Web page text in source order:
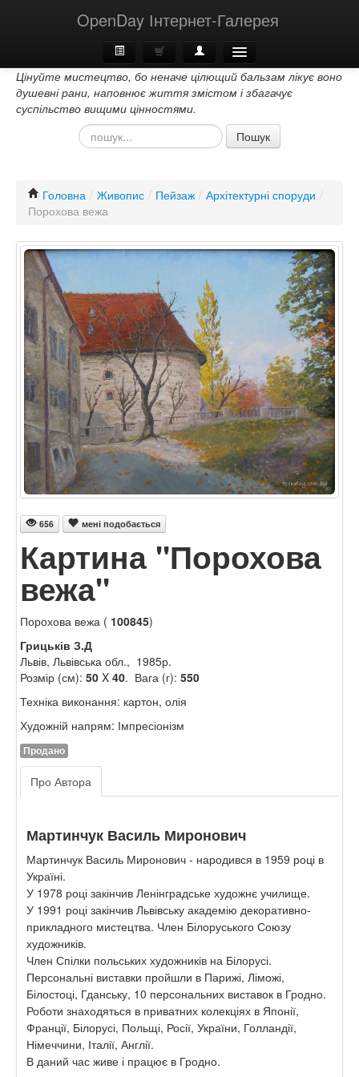
OpenDay Інтернет-Галерея
Головна
Про Нас
Цінуйте мистецтво, бо неначе цілющий бальзам лікує воно
душевні рани, наповнює життя змістом і збагачує
суспільство вищими цінностями.
Пошук
Головна / Живопис / Пейзаж / Архітектурні споруди /
Порохова вежа
656 мені подобається
Картина "Порохова
вежа"
Порохова вежа ( 100845)
Грицьків З.Д
Львів, Львівська обл., 1985р.
Розмір (см): 50 X 40. Вага (г): 550
Техніка виконання: картон, олія
Художній напрям: Імпресіонізм
Продано
Про Автора
Мартинчук Василь Миронович
Мартинчук Василь Миронович - народився в 1959 році в
Україні.
У 1978 році закінчив Ленінградське художнє училище.
У 1991 році закінчив Львівську академію декоративно-
прикладного мистецтва. Член Білоруського Союзу
художників.
Член Спілки польських художників на Білорусі.
Персональні виставки пройшли в Парижі, Ліможі,
Білостоці, Гданську, 10 персональних виставок в Гродно.
Роботи знаходяться в приватних колекціях в Японії,
Франції, Білорусі, Польщі, Росії, України, Голландії,
Німеччини, Італії, Англії.
В даний час живе і працює в Гродно.